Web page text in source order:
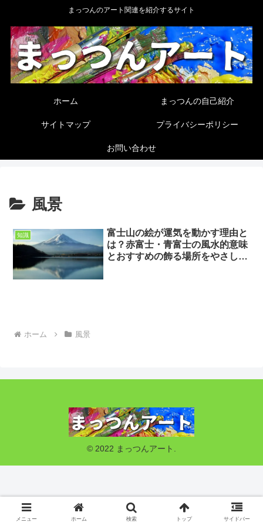
まっつんのアート関連を紹介するサイト
ホーム まっつんの自己紹介
サイトマップ プライバシーポリシー
お問い合わせ
風景
知識
富士山の絵が運気を動かす理由と
は？赤富士・青富士の風水的意味
とおすすめの飾る場所をやさしく
ホーム 風景
© 2022 まっつんアート.
メニュー ホーム 検索 トップ サイドバー